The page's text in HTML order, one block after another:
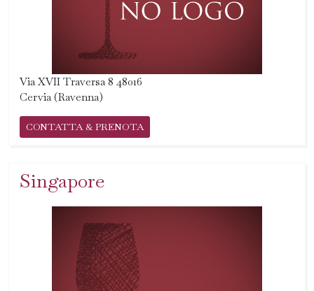
Via XVII Traversa 8 48016
Cervia (Ravenna)
CONTATTA & PRENOTA
Singapore